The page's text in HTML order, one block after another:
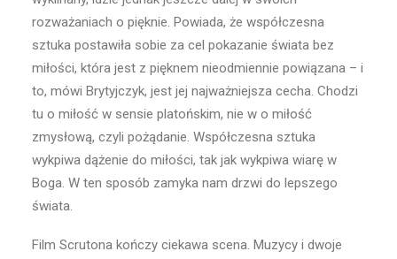
rozważaniach o pięknie. Powiada, że współczesna
sztuka postawiła sobie za cel pokazanie świata bez
miłości, która jest z pięknem nieodmiennie powiązana – i
to, mówi Brytyjczyk, jest jej najważniejsza cecha. Chodzi
tu o miłość w sensie platońskim, nie w o miłość
zmysłową, czyli pożądanie. Współczesna sztuka
wykpiwa dążenie do miłości, tak jak wykpiwa wiarę w
Boga. W ten sposób zamyka nam drzwi do lepszego
świata.
Film Scrutona kończy ciekawa scena. Muzycy i dwoje